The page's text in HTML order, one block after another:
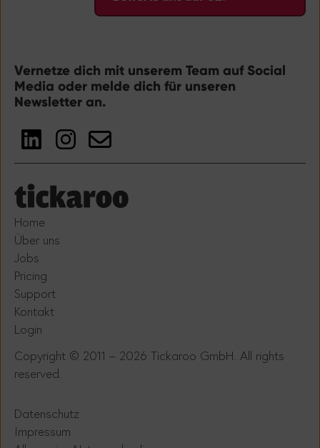
Vernetze dich mit unserem Team auf Social
Media oder melde dich für unseren
Newsletter an.
Home
Über uns
Jobs
Pricing
Support
Kontakt
Login
Copyright © 2011 – 2026 Tickaroo GmbH. All rights
reserved.
Datenschutz
Impressum